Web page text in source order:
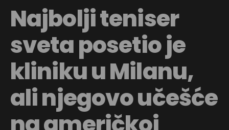
Najbolji teniser
sveta posetio je
kliniku u Milanu,
ali njegovo učešće